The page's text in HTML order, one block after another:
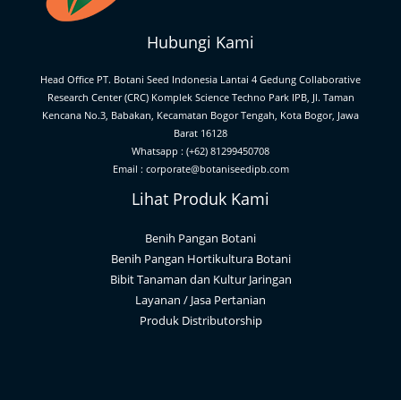
Hubungi Kami
Head Office PT. Botani Seed Indonesia Lantai 4 Gedung Collaborative
Research Center (CRC) Komplek Science Techno Park IPB, Jl. Taman
Kencana No.3, Babakan, Kecamatan Bogor Tengah, Kota Bogor, Jawa
Barat 16128
Whatsapp : (+62) 81299450708
Email : corporate@botaniseedipb.com
Lihat Produk Kami
Benih Pangan Botani
Benih Pangan Hortikultura Botani
Bibit Tanaman dan Kultur Jaringan
Layanan / Jasa Pertanian
Produk Distributorship